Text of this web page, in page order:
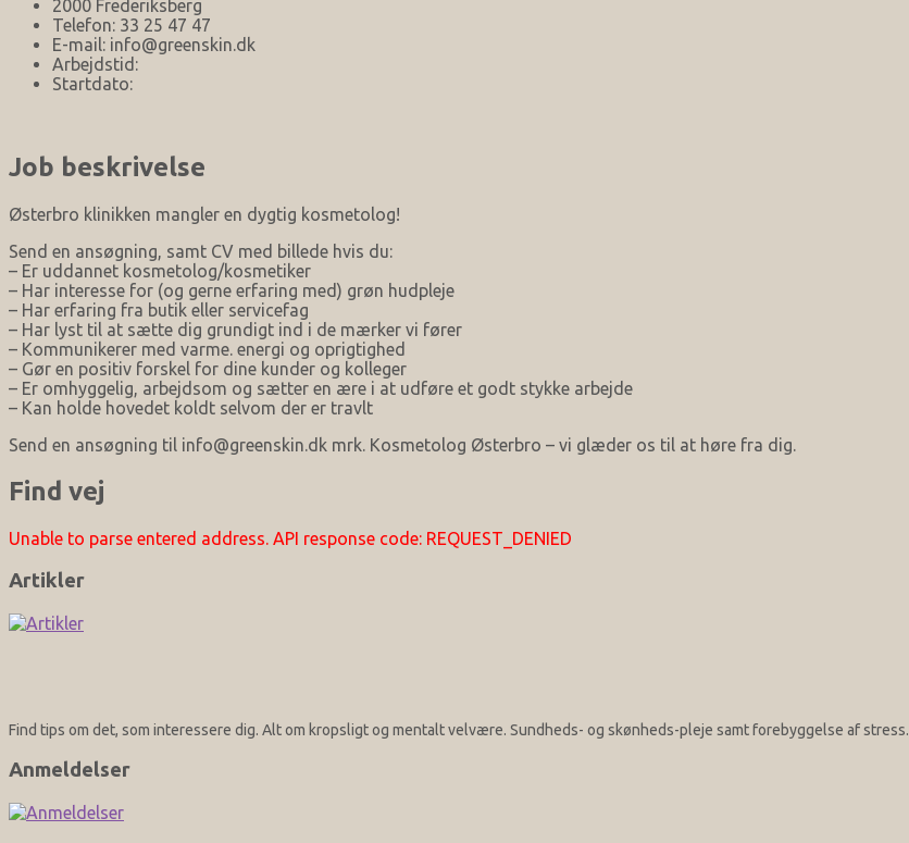
2000 Frederiksberg‎
Telefon: 33 25 47 47
E-mail: info@greenskin.dk
Arbejdstid:
Startdato:
Job beskrivelse
Østerbro klinikken mangler en dygtig kosmetolog!
Send en ansøgning, samt CV med billede hvis du:
– Er uddannet kosmetolog/kosmetiker
– Har interesse for (og gerne erfaring med) grøn hudpleje
– Har erfaring fra butik eller servicefag
– Har lyst til at sætte dig grundigt ind i de mærker vi fører
– Kommunikerer med varme. energi og oprigtighed
– Gør en positiv forskel for dine kunder og kolleger
– Er omhyggelig, arbejdsom og sætter en ære i at udføre et godt stykke arbejde
– Kan holde hovedet koldt selvom der er travlt
Send en ansøgning til info@greenskin.dk mrk. Kosmetolog Østerbro – vi glæder os til at høre fra dig.
Find vej
Unable to parse entered address. API response code: REQUEST_DENIED
Artikler
Find tips om det, som interessere dig. Alt om kropsligt og mentalt velvære. Sundheds- og skønheds-pleje samt forebyggelse af stress.
Anmeldelser